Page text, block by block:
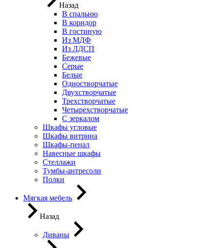
Назад
В спальню
В коридор
В гостиную
Из МДФ
Из ЛДСП
Бежевые
Серые
Белые
Одностворчатые
Двухстворчатые
Трехстворчатые
Четырехстворчатые
С зеркалом
Шкафы угловые
Шкафы витрина
Шкафы-пенал
Навесные шкафы
Стеллажи
Тумбы-антресоли
Полки
Мягкая мебель
Назад
Диваны